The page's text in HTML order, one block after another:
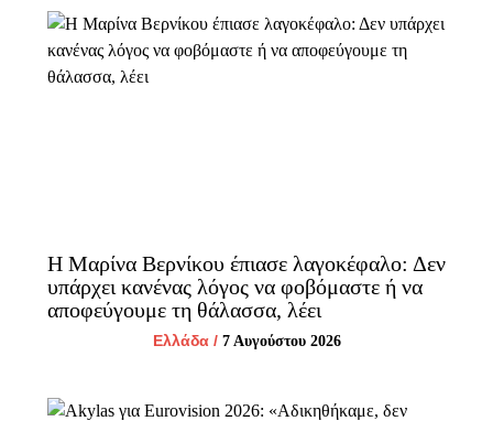
Η Μαρίνα Βερνίκου έπιασε λαγοκέφαλο: Δεν
υπάρχει κανένας λόγος να φοβόμαστε ή να
αποφεύγουμε τη θάλασσα, λέει
Ελλάδα/ 7 Αυγούστου 2026